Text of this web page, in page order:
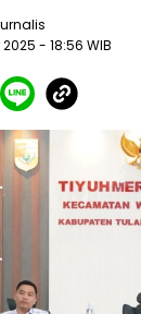
- 18:56 WIB